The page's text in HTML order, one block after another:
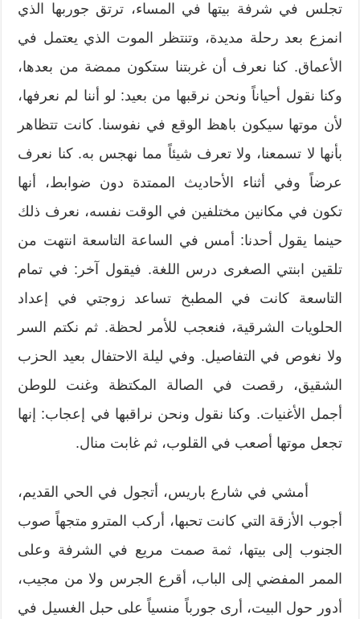
تجلس في شرفة بيتها في المساء، ترتق جوربها الذي
انمزع بعد رحلة مديدة، وتنتظر الموت الذي يعتمل في
الأعماق. كنا نعرف أن غربتنا ستكون ممضة من بعدها،
وكنا نقول أحياناً ونحن نرقبها من بعيد: لو أننا لم نعرفها،
لأن موتها سيكون باهظ الوقع في نفوسنا. كانت تتظاهر
بأنها لا تسمعنا، ولا تعرف شيئاً مما نهجس به. كنا نعرف
عرضاً وفي أثناء الأحاديث الممتدة دون ضوابط، أنها
تكون في مكانين مختلفين في الوقت نفسه، نعرف ذلك
حينما يقول أحدنا: أمس في الساعة التاسعة انتهت من
تلقين ابنتي الصغرى درس اللغة. فيقول آخر: في تمام
التاسعة كانت في المطبخ تساعد زوجتي في إعداد
الحلويات الشرقية، فنعجب للأمر لحظة. ثم نكتم السر
ولا نغوص في التفاصيل. وفي ليلة الاحتفال بعيد الحزب
الشقيق، رقصت في الصالة المكتظة وغنت للوطن
أجمل الأغنيات. وكنا نقول ونحن نراقبها في إعجاب: إنها
تجعل موتها أصعب في القلوب، ثم غابت منال.
أمشي في شارع باريس، أتجول في الحي القديم،
أجوب الأزقة التي كانت تحبها، أركب المترو متجهاً صوب
الجنوب إلى بيتها، ثمة صمت مريع في الشرفة وعلى
الممر المفضي إلى الباب، أقرع الجرس ولا من مجيب،
أدور حول البيت، أرى جورباً منسياً على حبل الغسيل في